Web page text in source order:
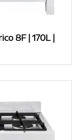
8F | 170L |